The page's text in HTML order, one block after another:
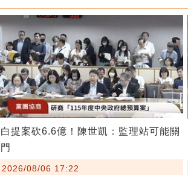
白提案砍6.6億！陳世凱：監理站可能關
門
2026/08/06 17:22